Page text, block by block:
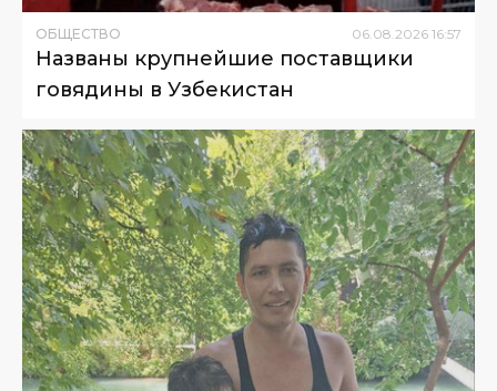
ОБЩЕСТВО 06.08.2026 16:57
Названы крупнейшие поставщики
говядины в Узбекистан